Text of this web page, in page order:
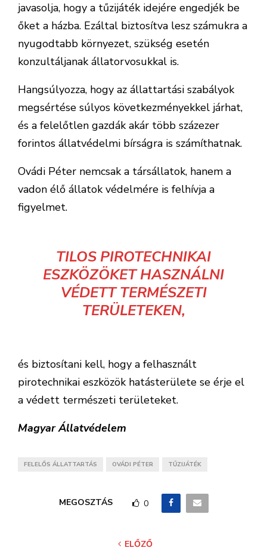
javasolja, hogy a tűzijáték idejére engedjék be
őket a házba. Ezáltal biztosítva lesz számukra a
nyugodtabb környezet, szükség esetén
konzultáljanak állatorvosukkal is.
Hangsúlyozza, hogy az állattartási szabályok
megsértése súlyos következményekkel járhat,
és a felelőtlen gazdák akár több százezer
forintos állatvédelmi bírságra is számíthatnak.
Ovádi Péter nemcsak a társállatok, hanem a
vadon élő állatok védelmére is felhívja a
figyelmet.
TILOS PIROTECHNIKAI
ESZKÖZÖKET HASZNÁLNI
VÉDETT TERMÉSZETI
TERÜLETEKEN,
és biztosítani kell, hogy a felhasznált
pirotechnikai eszközök hatásterülete se érje el
a védett természeti területeket.
Magyar Állatvédelem
FELELŐS ÁLLATTARTÁS OVÁDI PÉTER TŰZIJÁTÉK
MEGOSZTÁS 0
ELŐZŐ